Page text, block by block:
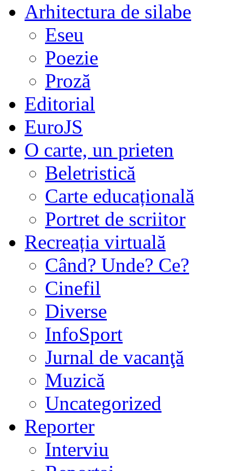
Arhitectura de silabe
Eseu
Poezie
Proză
Editorial
EuroJS
O carte, un prieten
Beletristică
Carte educațională
Portret de scriitor
Recreația virtuală
Când? Unde? Ce?
Cinefil
Diverse
InfoSport
Jurnal de vacanţă
Muzică
Uncategorized
Reporter
Interviu